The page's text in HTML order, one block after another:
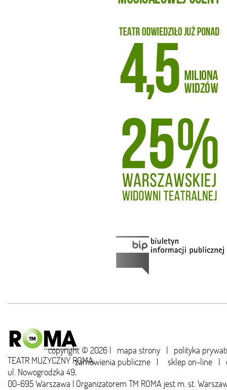
copyright © 2026 | mapa strony | polityka
zamówienia publiczne | sklep on-line |
TEATR MUZYCZNY ROMA,
ul. Nowogrodzka 49,
00-695 Warszawa | Organizatorem TM ROMA jest m. st.